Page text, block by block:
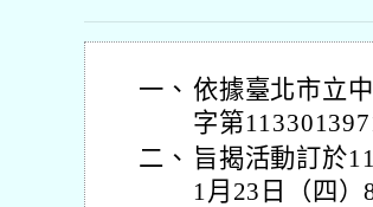
一、 依據臺北市立
字第
二、 旨揭活動訂於
1月23日（四